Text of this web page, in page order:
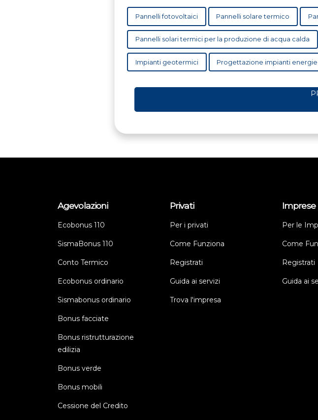
Pannelli fotovoltaici Pannelli solare termico
Pannelli solari termici per la produzione di acqua calda
Impianti geotermici Progettazione impianti
Agevolazioni
Ecobonus 110
SismaBonus 110
Conto Termico
Ecobonus ordinario
Sismabonus ordinario
Bonus facciate
Bonus ristrutturazione
edilizia
Bonus verde
Bonus mobili
Cessione del Credito
Privati
Per i privati
Come Funziona
Registrati
Guida ai servizi
Trova l'impresa
Imprese
Per le
Come
Registrati
Guida ai